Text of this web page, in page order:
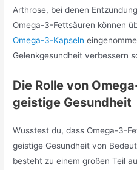
Arthrose, bei denen
Omega-3-Fettsäuren können
Omega-3-Kapseln
Gelenkgesundheit verbessern
Die Rolle von
geistige Gesundheit
Wusstest du, dass Omega-3-
geistige Gesundheit von
besteht zu einem großen Teil